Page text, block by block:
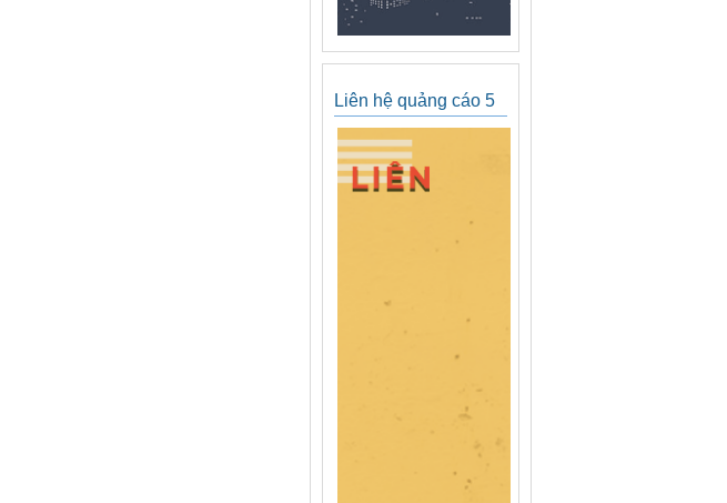
Liên hệ quảng cáo 5